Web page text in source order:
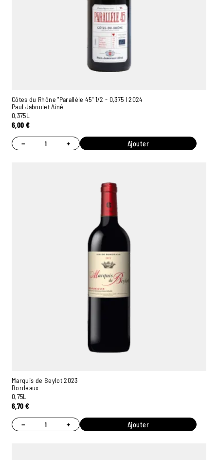
Côtes du Rhône "Parallèle 45" 1/2 - 0,375 l 2024
Paul Jaboulet Aîné
0,375L
6,00 €
− + Ajouter
Marquis de Beylot 2023
Bordeaux
0,75L
6,70 €
− + Ajouter